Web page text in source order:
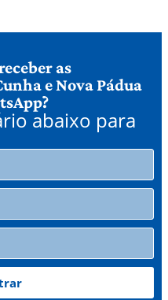
as
e Nova Pádua
abaixo para